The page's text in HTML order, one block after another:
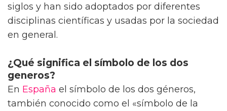
siglos y han sido adoptados por diferentes
disciplinas científicas y usadas por la sociedad
en general.
¿Qué significa el símbolo de los dos
generos?
En España el símbolo de los dos géneros,
también conocido como el «símbolo de la